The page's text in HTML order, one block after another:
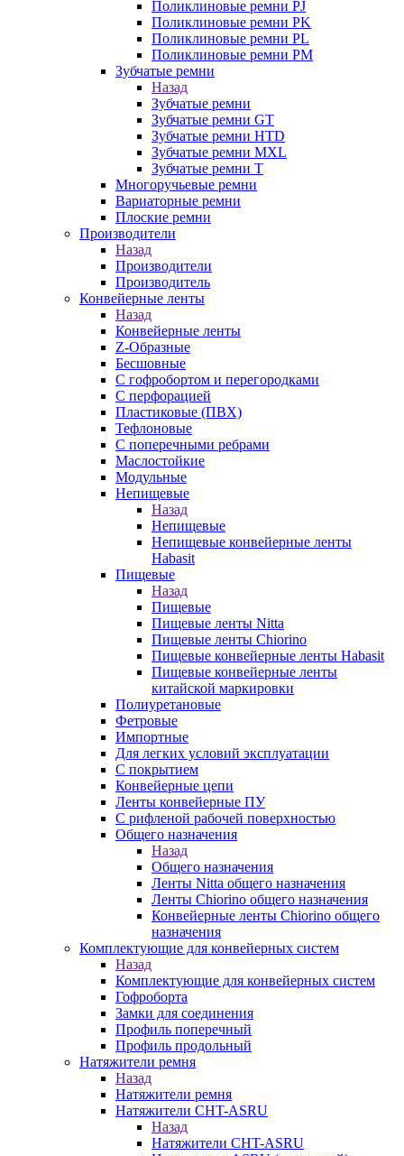
Поликлиновые ремни PJ
Поликлиновые ремни PK
Поликлиновые ремни PL
Поликлиновые ремни PM
Зубчатые ремни
Назад
Зубчатые ремни
Зубчатые ремни GT
Зубчатые ремни HTD
Зубчатые ремни MXL
Зубчатые ремни Т
Многоручьевые ремни
Вариаторные ремни
Плоские ремни
Производители
Назад
Производители
Производитель
Конвейерные ленты
Назад
Конвейерные ленты
Z-Образные
Бесшовные
С гофробортом и перегородками
С перфорацией
Пластиковые (ПВХ)
Тефлоновые
С поперечными ребрами
Маслостойкие
Модульные
Непищевые
Назад
Непищевые
Непищевые конвейерные ленты
Habasit
Пищевые
Назад
Пищевые
Пищевые ленты Nitta
Пищевые ленты Chiorino
Пищевые конвейерные ленты Habasit
Пищевые конвейерные ленты
китайской маркировки
Полиуретановые
Фетровые
Импортные
Для легких условий эксплуатации
С покрытием
Конвейерные цепи
Ленты конвейерные ПУ
С рифленой рабочей поверхностью
Общего назначения
Назад
Общего назначения
Ленты Nitta общего назначения
Ленты Chiorino общего назначения
Конвейерные ленты Chiorino общего
назначения
Комплектующие для конвейерных систем
Назад
Комплектующие для конвейерных систем
Гофроборта
Замки для соединения
Профиль поперечный
Профиль продольный
Натяжители ремня
Назад
Натяжители ремня
Натяжители CHT-ASRU
Назад
Натяжители CHT-ASRU